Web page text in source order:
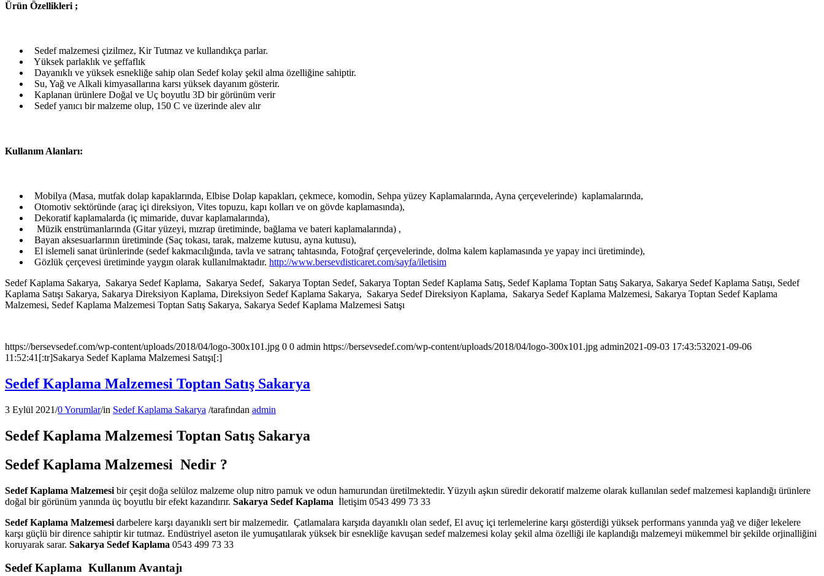
Ürün Özellikleri ;
Sedef malzemesi çizilmez, Kir Tutmaz ve kullandıkça parlar.
Yüksek parlaklık ve şeffaflık
Dayanıklı ve yüksek esnekliğe sahip olan Sedef kolay şekil alma özelliğine sahiptir.
Su, Yağ ve Alkali kimyasallarına karsı yüksek dayanım gösterir.
Kaplanan ürünlere Doğal ve Uç boyutlu 3D bir görünüm verir
Sedef yanıcı bir malzeme olup, 150 C ve üzerinde alev alır
Kullanım Alanları:
Mobilya (Masa, mutfak dolap kapaklarında, Elbise Dolap kapakları, çekmece, komodin, Sehpa yüzey Kaplamalarında, Ayna çerçevelerinde) kaplamalarında,
Otomotiv sektöründe (araç içi direksiyon, Vites topuzu, kapı kolları ve on gövde kaplamasında),
Dekoratif kaplamalarda (iç mimaride, duvar kaplamalarında),
Müzik enstrümanlarında (Gitar yüzeyi, mızrap üretiminde, bağlama ve bateri kaplamalarında) ,
Bayan aksesuarlarının üretiminde (Saç tokası, tarak, malzeme kutusu, ayna kutusu),
El islemeli sanat ürünlerinde (sedef kakmacılığında, tavla ve satranç tahtasında, Fotoğraf çerçevelerinde, dolma kalem kaplamasında ye yapay inci üretiminde),
Gözlük çerçevesi üretiminde yaygın olarak kullanılmaktadır. http://www.bersevdisticaret.com/sayfa/iletisim
Sedef Kaplama Sakarya, Sakarya Sedef Kaplama, Sakarya Sedef, Sakarya Toptan Sedef, Sakarya Toptan Sedef Kaplama Satış, Sedef Kaplama Toptan Satış Sakarya, Sakarya Sedef Kaplama Satışı, Sedef
Kaplama Satışı Sakarya, Sakarya Direksiyon Kaplama, Direksiyon Sedef Kaplama Sakarya, Sakarya Sedef Direksiyon Kaplama, Sakarya Sedef Kaplama Malzemesi, Sakarya Toptan Sedef Kaplama
Malzemesi, Sedef Kaplama Malzemesi Toptan Satış Sakarya, Sakarya Sedef Kaplama Malzemesi Satışı
https://bersevsedef.com/wp-content/uploads/2018/04/logo-300x101.jpg 0 0 admin https://bersevsedef.com/wp-content/uploads/2018/04/logo-300x101.jpg admin2021-09-03 17:43:532021-09-06
11:52:41 [:tr]Sakarya Sedef Kaplama Malzemesi Satışı[:]
Sedef Kaplama Malzemesi Toptan Satış Sakarya
3 Eylül 2021/0 Yorumlar/in Sedef Kaplama Sakarya /tarafından admin
Sedef Kaplama Malzemesi Toptan Satış Sakarya
Sedef Kaplama Malzemesi Nedir ?
Sedef Kaplama Malzemesi bir çeşit doğa selüloz malzeme olup nitro pamuk ve odun hamurundan üretilmektedir. Yüzyılı aşkın süredir dekoratif malzeme olarak kullanılan sedef malzemesi kaplandığı ürünlere
doğal bir görünüm yanında üç boyutlu bir efekt kazandırır. Sakarya Sedef Kaplama İletişim 0543 499 73 33
Sedef Kaplama Malzemesi darbelere karşı dayanıklı sert bir malzemedir. Çatlamalara karşıda dayanıklı olan sedef, El avuç içi terlemelerine karşı gösterdiği yüksek performans yanında yağ ve diğer lekelere
karşı güçlü bir dirence sahiptir kir tutmaz. Endüstriyel aseton ile yumuşatılarak yüksek bir esnekliğe kavuşan sedef malzemesi kolay şekil alma özelliği ile kaplandığı malzemeyi mükemmel bir şekilde orjinalliğini
koruyarak sarar. Sakarya Sedef Kaplama 0543 499 73 33
Sedef Kaplama Kullanım Avantajı